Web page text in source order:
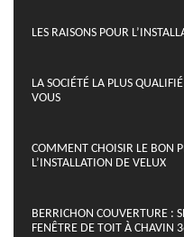
LES RAISONS POUR
LA SOCIÉTÉ LA PLUS
VOUS
COMMENT CHOISIR LE BON
L’INSTALLATION DE VELUX
BERRICHON COUVERTURE :
FENÊTRE DE TOIT À CHAVIN